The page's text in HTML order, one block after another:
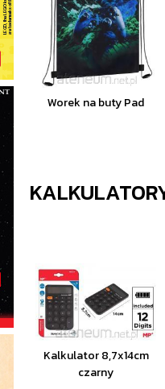
Worek na buty Pad
Kalkulator 8,7x14cm
czarny